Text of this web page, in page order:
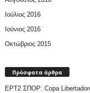
Ιούλιος 2016
Ιούνιος 2016
Οκτώβριος 2015
Πρόσφατα άρθρα
ΕΡΤ2 ΣΠΟΡ: Copa